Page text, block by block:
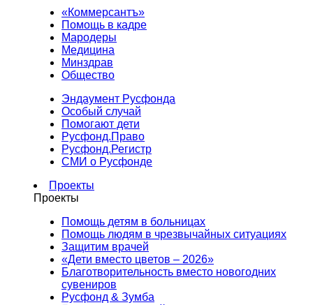
«Коммерсантъ»
Помощь в кадре
Мародеры
Медицина
Минздрав
Общество
Эндаумент Русфонда
Особый случай
Помогают дети
Русфонд.Право
Русфонд.Регистр
СМИ о Русфонде
Проекты
Проекты
Помощь детям в больницах
Помощь людям в чрезвычайных ситуациях
Защитим врачей
«Дети вместо цветов – 2026»
Благотворительность вместо новогодних
сувениров
Русфонд & Зумба